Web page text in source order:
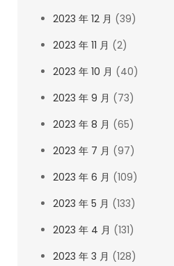
2023 年 12 月 (39)
2023 年 11 月 (2)
2023 年 10 月 (40)
2023 年 9 月 (73)
2023 年 8 月 (65)
2023 年 7 月 (97)
2023 年 6 月 (109)
2023 年 5 月 (133)
2023 年 4 月 (131)
2023 年 3 月 (128)